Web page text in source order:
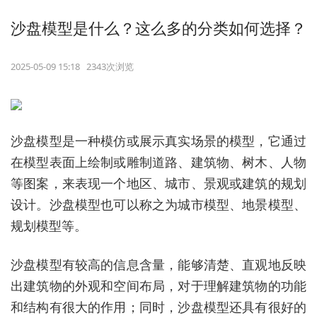
沙盘模型是什么？这么多的分类如何选择？
2025-05-09 15:18 2343次浏览
沙盘模型是一种模仿或展示真实场景的模型，它通过
在模型表面上绘制或雕制道路、建筑物、树木、人物
等图案，来表现一个地区、城市、景观或建筑的规划
设计。沙盘模型也可以称之为城市模型、地景模型、
规划模型等。
沙盘模型有较高的信息含量，能够清楚、直观地反映
出建筑物的外观和空间布局，对于理解建筑物的功能
和结构有很大的作用；同时，沙盘模型还具有很好的